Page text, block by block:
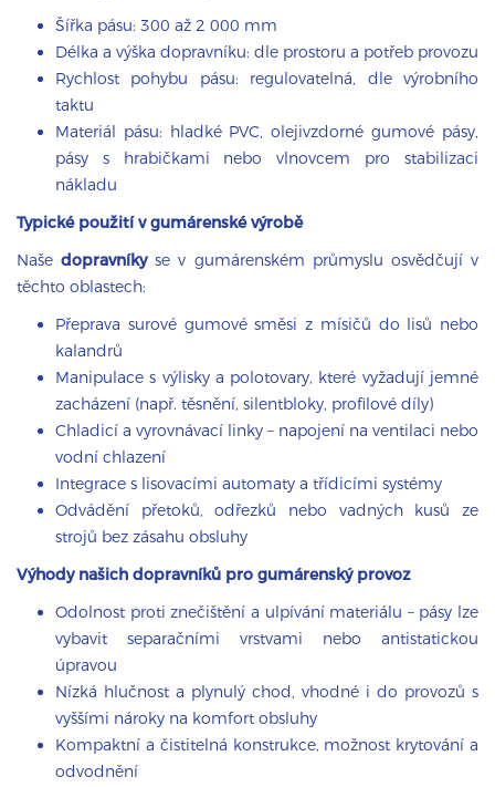
Šířka pásu: 300 až 2 000 mm
Délka a výška dopravníku: dle prostoru a potřeb provozu
Rychlost pohybu pásu: regulovatelná, dle výrobního
taktu
Materiál pásu: hladké PVC, olejivzdorné gumové pásy,
pásy s hrabičkami nebo vlnovcem pro stabilizaci
nákladu
Typické použití v gumárenské výrobě
Našedopravníkyse v gumárenském průmyslu osvědčují v
těchto oblastech:
Přeprava surové gumové směsi z mísičů do lisů nebo
kalandrů
Manipulace s výlisky a polotovary, které vyžadují jemné
zacházení (např. těsnění, silentbloky, profilové díly)
Chladicí a vyrovnávací linky – napojení na ventilaci nebo
vodní chlazení
Integrace s lisovacími automaty a třídicími systémy
Odvádění přetoků, odřezků nebo vadných kusů ze
strojů bez zásahu obsluhy
Výhody našich dopravníků pro gumárenský provoz
Odolnost proti znečištění a ulpívání materiálu – pásy lze
vybavit separačními vrstvami nebo antistatickou
úpravou
Nízká hlučnost a plynulý chod, vhodné i do provozů s
vyššími nároky na komfort obsluhy
Kompaktní a čistitelná konstrukce, možnost krytování a
odvodnění